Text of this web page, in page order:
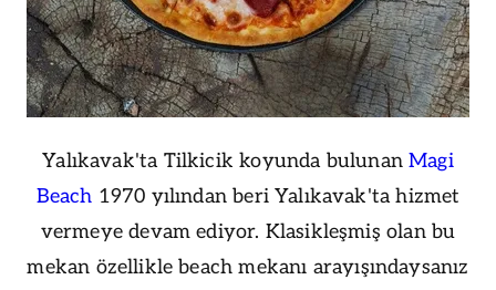
Yalıkavak'ta Tilkicik koyunda bulunanMagi
Beach 1970 yılından beri Yalıkavak'ta hizmet
vermeye devam ediyor. Klasikleşmiş olan bu
mekan özellikle beach mekanı arayışındaysanız